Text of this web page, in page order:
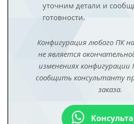
уточним детали и
готовности.
Конфигурация любого ПК
не является
изменениях
сообщить консультанту
заказа.